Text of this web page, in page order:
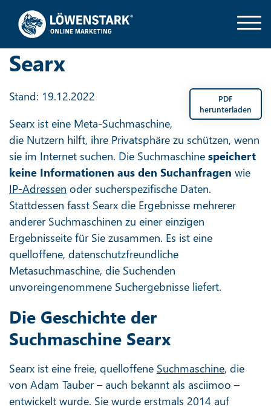
Searx
PDF
herunterladen
Stand: 19.12.2022
Searx ist eine Meta-Suchmaschine,
die Nutzern hilft, ihre Privatsphäre zu schützen, wenn
sie im Internet suchen. Die Suchmaschine speichert
keine Informationen aus den Suchanfragen wie
IP-Adressen oder sucherspezifische Daten.
Stattdessen fasst Searx die Ergebnisse mehrerer
anderer Suchmaschinen zu einer einzigen
Ergebnisseite für Sie zusammen. Es ist eine
quelloffene, datenschutzfreundliche
Metasuchmaschine, die Suchenden
unvoreingenommene Suchergebnisse liefert.
Die Geschichte der
Suchmaschine Searx
Searx ist eine freie, quelloffene Suchmaschine, die
von Adam Tauber – auch bekannt als asciimoo –
entwickelt wurde. Sie wurde erstmals 2014 auf